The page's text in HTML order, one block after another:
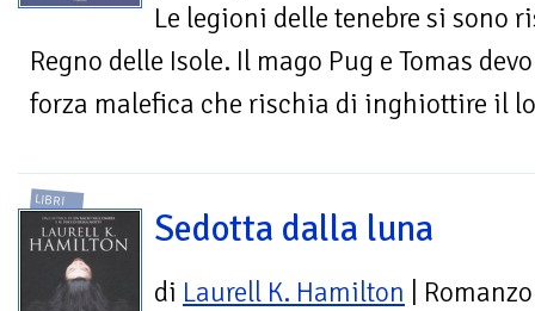
Le legioni delle tenebre si sono
Regno delle Isole. Il mago Pug e Tomas
forza malefica che rischia di inghiottire il
LIBRI
Sedotta dalla luna
di Laurell K. Hamilton | Romanzo